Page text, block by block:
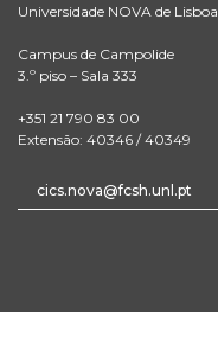
Universidade NOVA de Lisboa
Campus de Campolide
3.º piso – Sala 333
+351 21 790 83 00
Extensão: 40346 / 40349
cics.nova@fcsh.unl.pt